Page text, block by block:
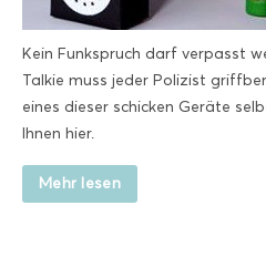
Kein Funkspruch darf verpasst
Talkie muss jeder Polizist
eines dieser schicken Geräte
Ihnen hier.
Mehr lesen